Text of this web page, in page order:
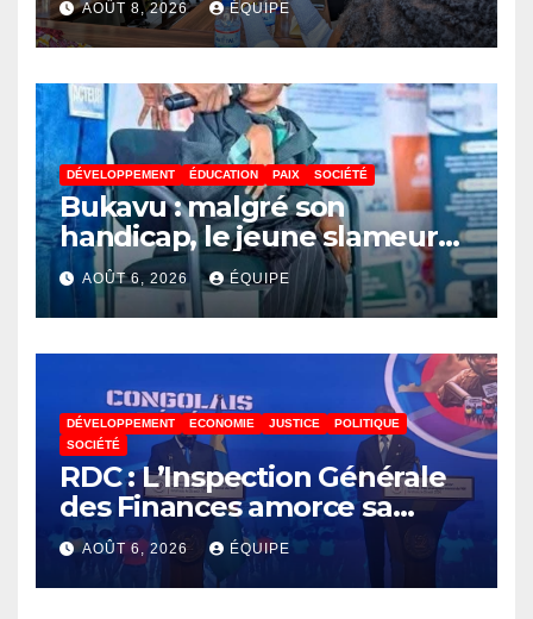
réunies pour parler paix
AOÛT 8, 2026 ÉQUIPE
DÉVELOPPEMENT ÉDUCATION PAIX SOCIÉTÉ
Bukavu : malgré son
handicap, le jeune slameur
Akonkwa Kenyata Bernard
lance un appel à la solidarité
pour poursuivre ses études
AOÛT 6, 2026 ÉQUIPE
DÉVELOPPEMENT ECONOMIE JUSTICE
POLITIQUE
SOCIÉTÉ
RDC : L’Inspection Générale
des Finances amorce sa
révolution numérique pour
un contrôle permanent des
finances publiques
AOÛT 6, 2026 ÉQUIPE